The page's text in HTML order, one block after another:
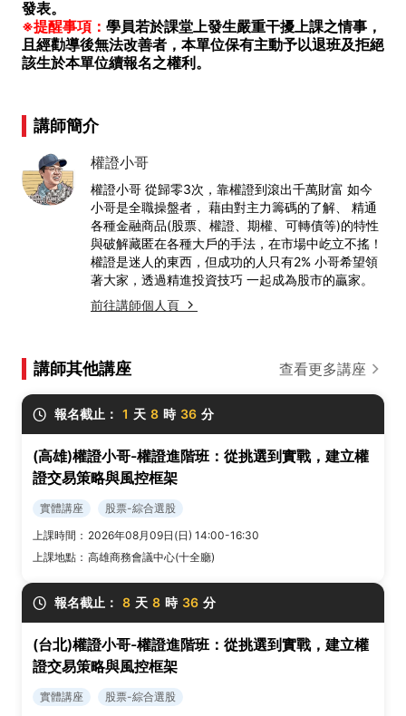
發表。
※提醒事項： 學員若於課堂上發生嚴重干擾上課之情事，
且經勸導後無法改善者，本單位保有主動予以退班及拒絕
該生於本單位續報名之權利。
講師簡介
權證小哥
權證小哥 從歸零3次，靠權證到滾出千萬財富 如今
小哥是全職操盤者， 藉由對主力籌碼的了解、 精通
各種金融商品(股票、權證、期權、可轉債等)的特性
與破解藏匿在各種大戶的手法，在市場中屹立不搖！
權證是迷人的東西，但成功的人只有2% 小哥希望領
著大家，透過精進投資技巧 一起成為股市的贏家。
前往講師個人頁
講師其他講座 查看更多講座
報名截止： 1 天 8 時 36 分
(高雄)權證小哥-權證進階班：從挑選到實戰，建立權
證交易策略與風控框架
實體講座
股票-綜合選股
上課時間： 2026年08月09日(日) 14:00-16:30
上課地點： 高雄商務會議中心(十全廳)
報名截止： 8 天 8 時 36 分
(台北)權證小哥-權證進階班：從挑選到實戰，建立權
證交易策略與風控框架
實體講座
股票-綜合選股